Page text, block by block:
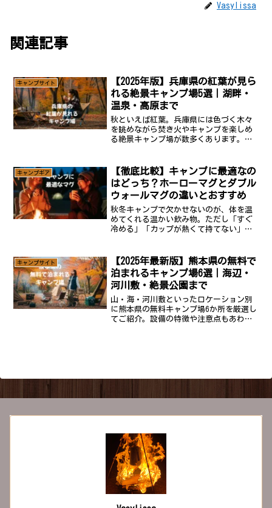
Vasylissa
関連記事
キャンプサイト
【2025年版】兵庫県の紅葉が見ら
れる絶景キャンプ場5選｜湖畔・
温泉・高原まで
秋といえば紅葉。兵庫県には色づく木々
を眺めながら焚き火やキャンプを楽しめ
る絶景キャンプ場が数多くあります。温
紹介！絶景＋温泉の贅沢グランピング初
心者の人でも冬にキャン...
キャンプギア
【徹底比較】キャンプに最適なの
はどっち？ホーローマグとダブル
ウォールマグの違いとおすすめ
秋冬キャンプで欠かせないのが、体を温
めてくれる温かい飲み物。ただし「すぐ
冷める」「カップが熱くて持てない」な
パーに人気なのが ホーローマグ と ダブ
ルウォールマグ。両者...
キャンプサイト
【2025年最新版】熊本県の無料で
泊まれるキャンプ場6選｜海辺・
河川敷・絶景公園まで
山・海・河川敷といったロケーション別
に熊本県の無料キャンプ場6か所を厳選し
てご紹介。設備の特徴や注意点もあわせ